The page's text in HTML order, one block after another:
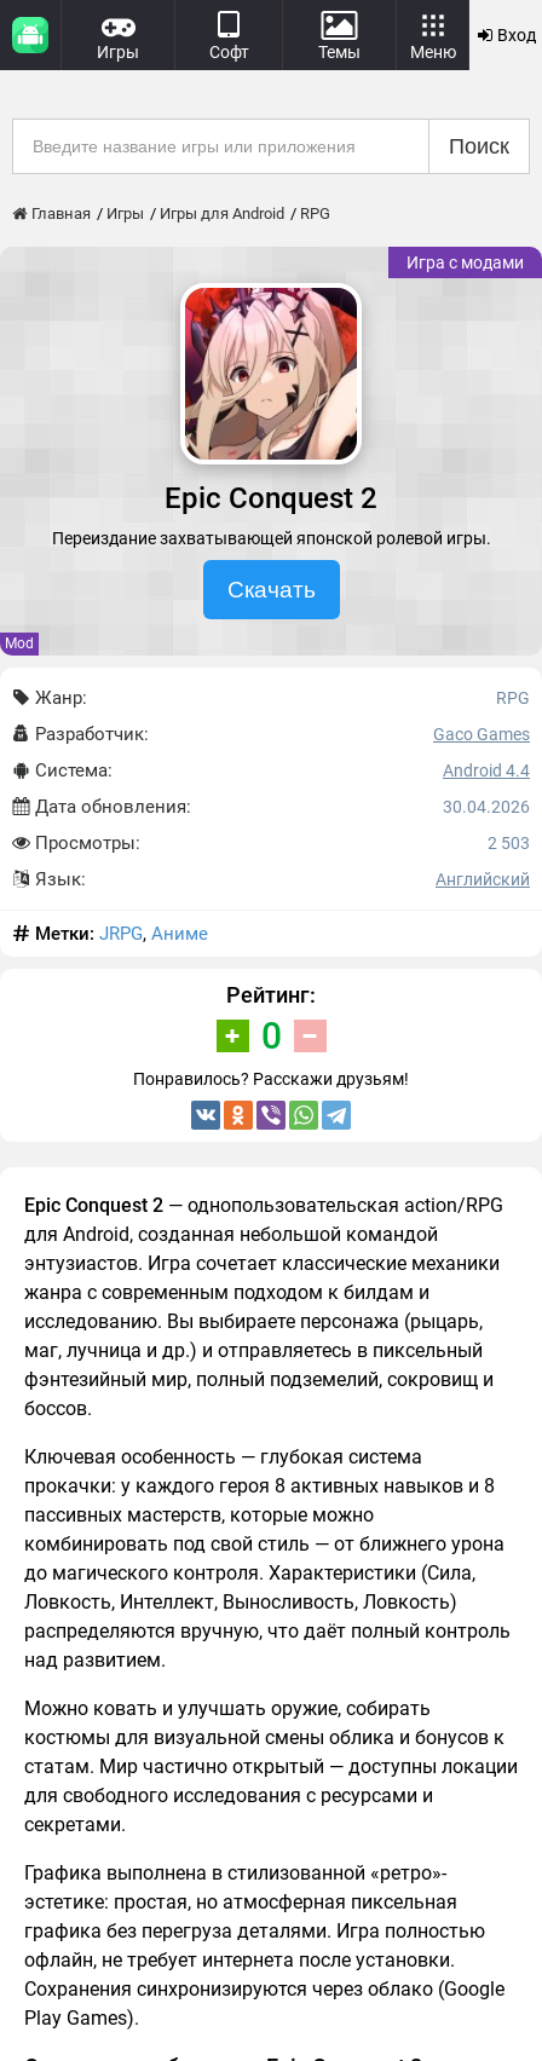
Игры Софт Темы Меню
Вход
Поиск
Главная Игры Игры для Android RPG
Игра с модами
Epic Conquest 2
Переиздание захватывающей японской ролевой игры.
Скачать
Mod
Жанр: RPG
Разработчик: Gaco Games
Система: Android 4.4
Дата обновления: 30.04.2026
Просмотры: 2 503
Язык: Английский
Метки: JRPG, Аниме
Рейтинг:
0
Понравилось? Расскажи друзьям!
Epic Conquest 2 — однопользовательская action/RPG
для Android, созданная небольшой командой
энтузиастов. Игра сочетает классические механики
жанра с современным подходом к билдам и
исследованию. Вы выбираете персонажа (рыцарь,
маг, лучница и др.) и отправляетесь в пиксельный
фэнтезийный мир, полный подземелий, сокровищ и
боссов.
Ключевая особенность — глубокая система
прокачки: у каждого героя 8 активных навыков и 8
пассивных мастерств, которые можно
комбинировать под свой стиль — от ближнего урона
до магического контроля. Характеристики (Сила,
Ловкость, Интеллект, Выносливость, Ловкость)
распределяются вручную, что даёт полный контроль
над развитием.
Можно ковать и улучшать оружие, собирать
костюмы для визуальной смены облика и бонусов к
статам. Мир частично открытый — доступны локации
для свободного исследования с ресурсами и
секретами.
Графика выполнена в стилизованной «ретро»-
эстетике: простая, но атмосферная пиксельная
графика без перегруза деталями. Игра полностью
офлайн, не требует интернета после установки.
Сохранения синхронизируются через облако (Google
Play Games).